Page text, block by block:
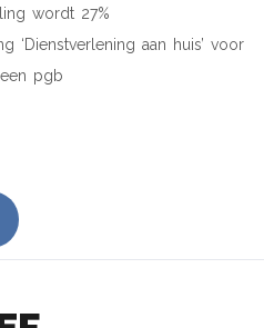
wordt 27%
aan huis’ voor
pgb